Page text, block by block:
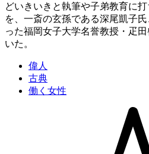
どいきいきと執筆や子弟教育に
を、一斎の玄孫である深尾凱子
った福岡女子大学名誉教授・疋
いた。
偉人
古典
働く女性